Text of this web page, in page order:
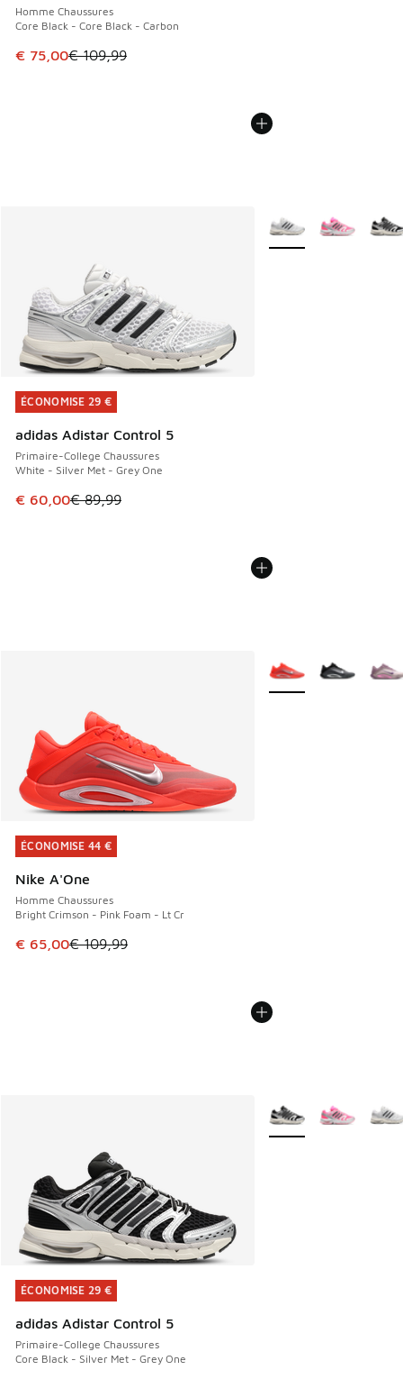
Homme Chaussures
Core Black - Core Black - Carbon
Cet article est en promotion. Prix en baisse de € 109,99 à
€ 75,00€ 109,99
ÉCONOMISE 29 €
adidas Adistar Control 5
Primaire-College Chaussures
White - Silver Met - Grey One
Cet article est en promotion. Prix en baisse de € 89,99 à
€ 60,00€ 89,99
ÉCONOMISE 29 €
Plus de couleurs
ÉCONOMISE 44 €
Nike A'One
Homme Chaussures
Bright Crimson - Pink Foam - Lt Cr
Cet article est en promotion. Prix en baisse de € 109,99 à
€ 65,00€ 109,99
ÉCONOMISE 44 €
Plus de couleurs
ÉCONOMISE 29 €
adidas Adistar Control 5
Primaire-College Chaussures
Core Black - Silver Met - Grey One
ÉCONOMISE 29 €
Plus de couleurs